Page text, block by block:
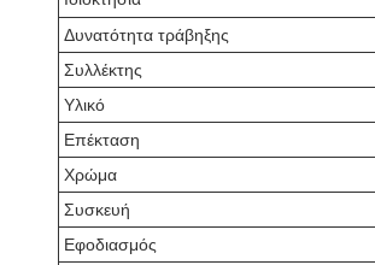
Δυνατότητα τράβηξης
Συλλέκτης
Υλικό
Επέκταση
Χρώμα
Συσκευή
Εφοδιασμός